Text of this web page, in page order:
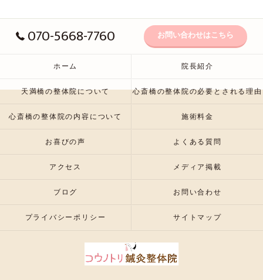
070-5668-7760 お問い合わせはこちら
ホーム 院長紹介
天満橋の整体院について 心斎橋の整体院の必要とされる理由
心斎橋の整体院の内容について 施術料金
お喜びの声 よくある質問
アクセス メディア掲載
ブログ お問い合わせ
プライバシーポリシー サイトマップ